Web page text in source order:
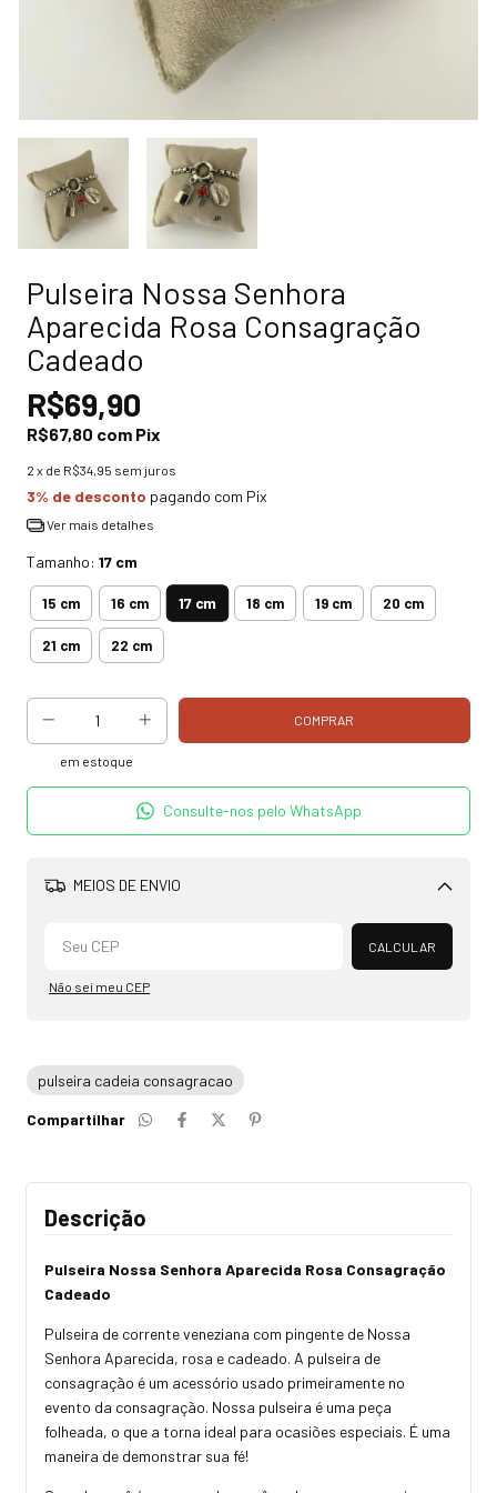
Pulseira Nossa Senhora
Aparecida Rosa Consagração
Cadeado
R$69,90
R$67,80 com Pix
2 x de R$34,95 sem juros
3% de desconto pagando com Pix
Ver mais detalhes
Tamanho: 17 cm
15 cm 16 cm 17 cm 18 cm 19 cm 20 cm
21 cm 22 cm
em estoque
Consulte-nos pelo WhatsApp
MEIOS DE ENVIO
Alterar CEP
CALCULAR
Não sei meu CEP
pulseira cadeia consagracao
Compartilhar
Descrição
Pulseira Nossa Senhora Aparecida Rosa Consagração
Cadeado
Pulseira de corrente veneziana com pingente de Nossa
Senhora Aparecida, rosa e cadeado. A pulseira de
consagração é um acessório usado primeiramente no
evento da consagração. Nossa pulseira é uma peça
folheada, o que a torna ideal para ocasiões especiais. É uma
maneira de demonstrar sua fé!